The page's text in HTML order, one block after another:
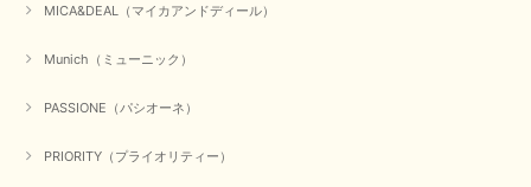
MICA&DEAL（マイカアンドディール）
Munich（ミューニック）
PASSIONE（パシオーネ）
PRIORITY（プライオリティー）